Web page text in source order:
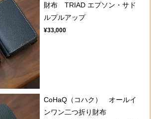
財布 TRIAD エプソン・サド
ルプルアップ
¥33,000
CoHaQ（コハク） オールイ
ンワン二つ折り財布